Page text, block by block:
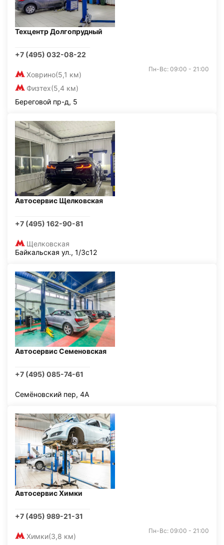
Техцентр Долгопрудный
+7 (495) 032-08-22
Ховрино(5,1 км)
Физтех(5,4 км)
Пн-Вс: 09:00 - 21:00
Береговой пр-д, 5
Автосервис Щелковская
+7 (495) 162-90-81
Щелковская
Байкальская ул., 1/3с12
Автосервис Семеновская
+7 (495) 085-74-61
Семёновский пер, 4А
Автосервис Химки
+7 (495) 989-21-31
Химки(3,8 км)
Пн-Вс: 09:00 - 21:00